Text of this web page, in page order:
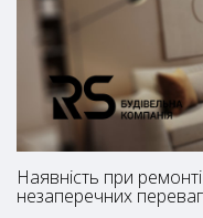
Наявність при
незаперечних